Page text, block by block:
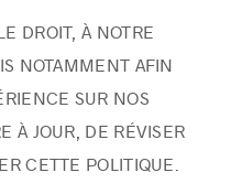
DROIT, À NOTRE
NOTAMMENT AFIN
SUR NOS
À JOUR, DE RÉVISER
CETTE POLITIQUE.